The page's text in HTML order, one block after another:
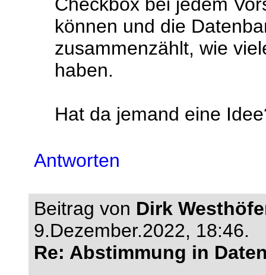
können und die
zusammenzählt, wie
haben.
Hat da jemand eine
Antworten
Beitrag von Dirk
9.Dezember.2022, 18:46.
Re: Abstimmung in